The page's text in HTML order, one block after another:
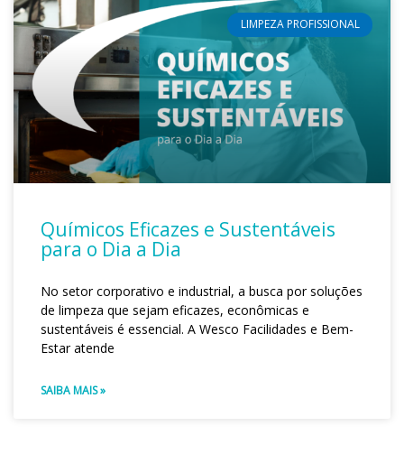
LIMPEZA PROFISSIONAL
Químicos Eficazes e Sustentáveis
para o Dia a Dia
No setor corporativo e industrial, a busca por soluções
de limpeza que sejam eficazes, econômicas e
sustentáveis é essencial. A Wesco Facilidades e Bem-
Estar atende
SAIBA MAIS »